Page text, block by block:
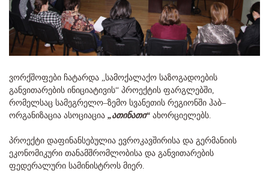
ვორქშოფები ჩატარდა „სამოქალაქო საზოგადოების
განვითარების ინიციატივის“ პროექტის ფარგლებში,
რომელსაც სამეგრელო–ზემო სვანეთის რეგიონში ჰაბ–
ორგანიზაცია ასოციაცია „ათინათი“ ახორციელებს.
პროექტი დაფინანსებულია ევროკავშირისა და გერმანიის
ეკონომიკური თანამშრომლობისა და განვითარების
ფედერალური სამინისტროს მიერ.